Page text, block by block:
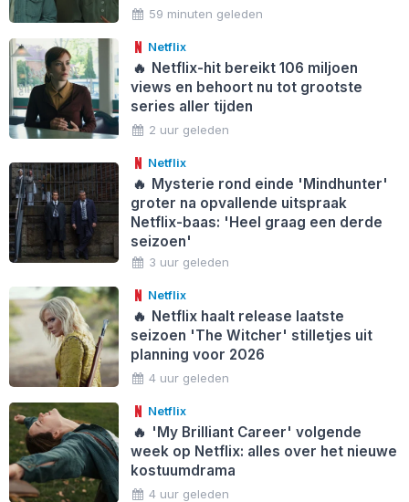
59 minuten geleden
Netflix
🔥 Netflix-hit bereikt 106 miljoen
views en behoort nu tot grootste
series aller tijden
2 uur geleden
Netflix
🔥 Mysterie rond einde 'Mindhunter'
groter na opvallende uitspraak
Netflix-baas: 'Heel graag een derde
seizoen'
3 uur geleden
Netflix
🔥 Netflix haalt release laatste
seizoen 'The Witcher' stilletjes uit
planning voor 2026
4 uur geleden
Netflix
🔥 'My Brilliant Career' volgende
week op Netflix: alles over het nieuwe
kostuumdrama
4 uur geleden